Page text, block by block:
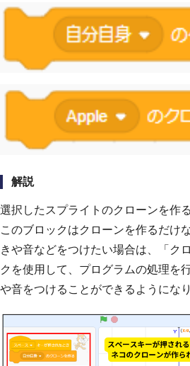
解説
選択したスプライトのクローンを作
このブロックはクローンを作るだけ
きや音などをつけたい場合は、「ク
クを使用して、プログラムの処理を
や音をつけることができるようになり